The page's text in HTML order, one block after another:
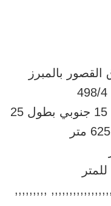
بالمبرز
رقم القطعة 38 / ج شارع 15 جنوبي بطول 25